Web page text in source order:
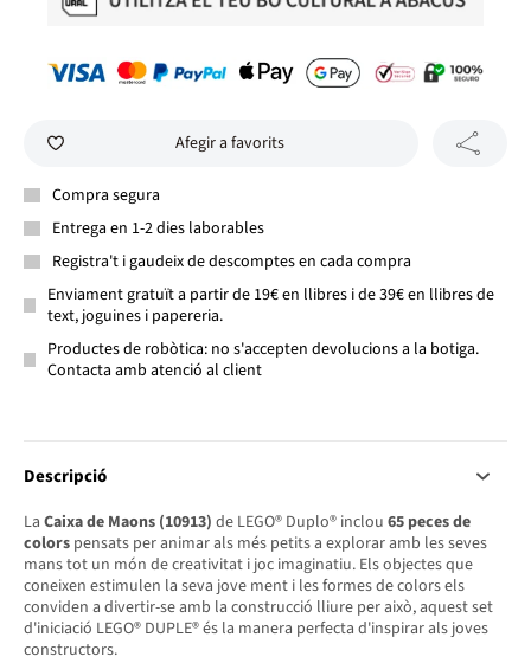
Afegir a favorits
Compra segura
Entrega en 1-2 dies laborables
Registra't i gaudeix de descomptes en cada compra
Enviament gratuït a partir de 19€ en llibres i de 39€ en llibres de
text, joguines i papereria.
Productes de robòtica: no s'accepten devolucions a la botiga.
Contacta amb atenció al client
Descripció
La Caixa de Maons (10913) de LEGO® Duplo® inclou 65 peces de
colors pensats per animar als més petits a explorar amb les seves
mans tot un món de creativitat i joc imaginatiu. Els objectes que
coneixen estimulen la seva jove ment i les formes de colors els
conviden a divertir-se amb la construcció lliure per això, aquest set
d'iniciació LEGO® DUPLE® és la manera perfecta d'inspirar als joves
constructors.